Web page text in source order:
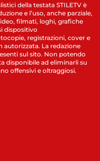
della testata STILETV è
e l’uso, anche parziale,
filmati, loghi, grafiche
dispositivo
registrazioni, cover e
La redazione
sul sito. Non potendo
disponibile ad eliminarli su
offensivi e oltraggiosi.